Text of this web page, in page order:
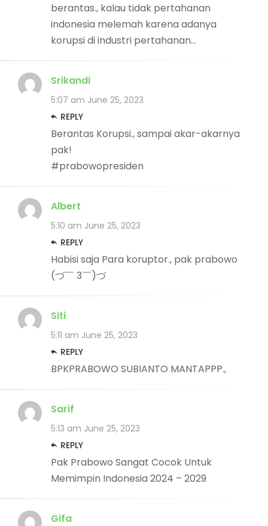
berantas., kalau tidak pertahanan
indonesia melemah karena adanya
korupsi di industri pertahanan…
Srikandi
5:07 am June 25, 2023
REPLY
Berantas Korupsi., sampai akar-akarnya
pak!
#prabowopresiden
Albert
5:10 am June 25, 2023
REPLY
Habisi saja Para koruptor., pak prabowo
(づ￣ 3￣)づ
Siti
5:11 am June 25, 2023
REPLY
BPKPRABOWO SUBIANTO MANTAPPP.,
Sarif
5:13 am June 25, 2023
REPLY
Pak Prabowo Sangat Cocok Untuk
Memimpin Indonesia 2024 – 2029
Gifa